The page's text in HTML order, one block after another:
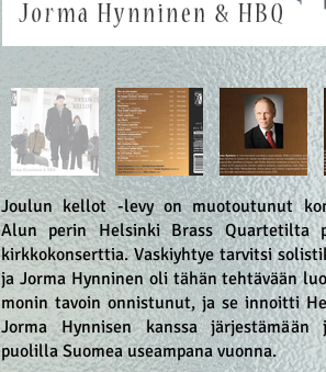
Joulun kellot -levy on muotoutunut
Alun perin Helsinki Brass Quartetilta
kirkkokonserttia. Vaskiyhtye tarvitsi
ja Jorma Hynninen oli tähän tehtävään
monin tavoin onnistunut, ja se innoitti
Jorma Hynnisen kanssa
puolilla Suomea useampana vuonna.